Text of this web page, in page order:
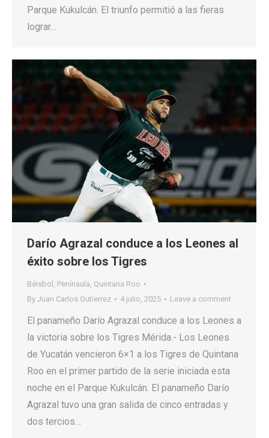
Parque Kukulcán. El triunfo permitió a las fieras
lograr…
Darío Agrazal conduce a los Leones al
éxito sobre los Tigres
Béisbol , Península, Quintana Roo
By Juan Carlos Gutierrez 4 julio, 2025 Leave a comment
El panameño Darío Agrazal conduce a los Leones a
la victoria sobre los Tigres Mérida.- Los Leones
de Yucatán vencieron 6×1 a los Tigres de Quintana
Roo en el primer partido de la serie iniciada esta
noche en el Parque Kukulcán. El panameño Darío
Agrazal tuvo una gran salida de cinco entradas y
dos tercios…